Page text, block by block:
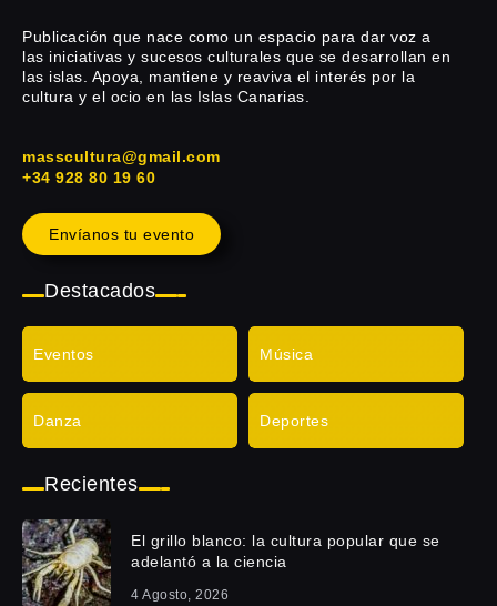
Publicación que nace como un espacio para dar voz a
las iniciativas y sucesos culturales que se desarrollan en
las islas. Apoya, mantiene y reaviva el interés por la
cultura y el ocio en las Islas Canarias.
masscultura@gmail.com
+34 928 80 19 60
Envíanos tu evento
Destacados
Eventos Música
Danza Deportes
Recientes
El grillo blanco: la cultura popular que se
adelantó a la ciencia
4 Agosto, 2026